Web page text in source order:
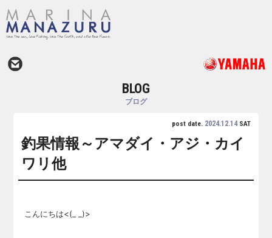
BLOG
ブログ
post date. 2024.12.14SAT
釣果情報～アマダイ・アジ・カイ
ワリ他
こんにちは<(_ _)>